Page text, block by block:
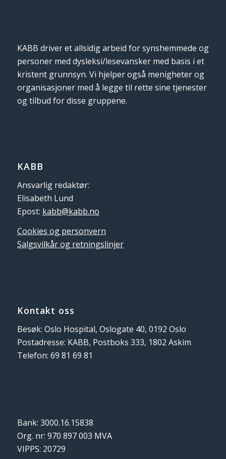
KABB driver et allsidig arbeid for synshemmede og
personer med dysleksi/lesevansker med basis i et
kristent grunnsyn. Vi hjelper også menigheter og
organisasjoner med å legge til rette sine tjenester
og tilbud for disse gruppene.
KABB
Ansvarlig redaktør:
Elisabeth Lund
Epost: kabb@kabb.no
Cookies og personvern
Salgsvilkår og retningslinjer
Kontakt oss
Besøk: Oslo Hospital, Oslogate 40, 0192 Oslo
Postadresse: KABB, Postboks 333, 1802 Askim
Telefon: 69 81 69 81
Bank: 3000.16.15838
Org. nr: 970 897 003 MVA
VIPPS: 20729